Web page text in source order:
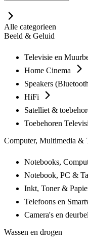
Alle categorieen
Beeld & Geluid
Televisie en
Home Cinema
Speakers
HiFi
Satelliet &
Toebehoren
Computer, Multimedia &
Notebooks,
Notebook, PC &
Inkt, Toner &
Telefoons en
Camera's en
Wassen en drogen